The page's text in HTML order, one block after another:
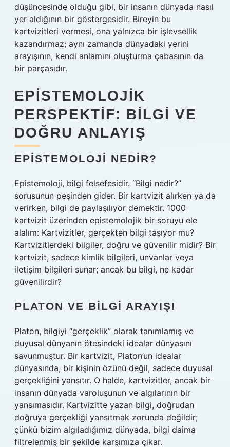
düşüncesinde olduğu gibi, bir insanın dünyada nasıl
yer aldığının bir göstergesidir. Bireyin bu
kartvizitleri vermesi, ona yalnızca bir işlevsellik
kazandırmaz; aynı zamanda dünyadaki yerini
arayışının, kendi anlamını oluşturma çabasının da
bir parçasıdır.
EPISTEMOLOJIK
PERSPEKTIF: BILGI VE
DOĞRU ANLAYIŞ
EPISTEMOLOJI NEDIR?
Epistemoloji, bilgi felsefesidir. “Bilgi nedir?”
sorusunun peşinden gider. Bir kartvizit alırken ya da
verirken, bilgi de paylaşılıyor demektir. 1000
kartvizit üzerinden epistemolojik bir soruyu ele
alalım: Kartvizitler, gerçekten bilgi taşıyor mu?
Kartvizitlerdeki bilgiler, doğru ve güvenilir midir? Bir
kartvizit, sadece kimlik bilgileri, unvanlar veya
iletişim bilgileri sunar; ancak bu bilgi, ne kadar
güvenilirdir?
PLATON VE BILGI ARAYIŞI
Platon, bilgiyi “gerçeklik” olarak tanımlamış ve
duyusal dünyanın ötesindeki idealar dünyasını
savunmuştur. Bir kartvizit, Platon’un idealar
dünyasında, bir kişinin özünü değil, sadece duyusal
gerçekliğini yansıtır. O halde, kartvizitler, ancak bir
insanın dünyada varoluşunun ve algılarının bir
yansımasıdır. Kartvizitte yazan bilgi, doğrudan
doğruya gerçekliği yansıtmak zorunda değildir;
çünkü bizim algıladığımız dünyada, bilgi daima
filtrelenmiş bir şekilde karşımıza çıkar.